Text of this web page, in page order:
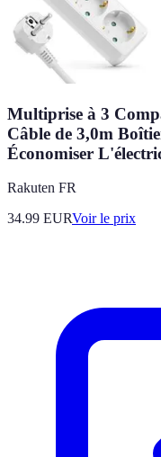
Multiprise à 3
Câble de 3,0m
Économiser
Rakuten FR
34.99 EURVoir le prix